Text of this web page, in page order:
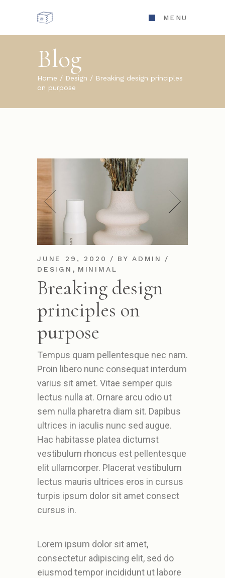
MENU
Blog
Home Design
Breaking design principles
on purpose
JUNE 29, 2020 BY
ADMIN
DESIGN , MINIMAL
Breaking design
principles on
purpose
Tempus quam pellentesque nec nam.
Proin libero nunc consequat interdum
varius sit amet. Vitae semper quis
lectus nulla at. Ornare arcu odio ut
sem nulla pharetra diam sit. Dapibus
ultrices in iaculis nunc sed augue.
Hac habitasse platea dictumst
vestibulum rhoncus est pellentesque
elit ullamcorper. Placerat vestibulum
lectus mauris ultrices eros in cursus
turpis ipsum dolor sit amet consect
cursus in.
Lorem ipsum dolor sit amet,
consectetur adipiscing elit, sed do
eiusmod tempor incididunt ut labore